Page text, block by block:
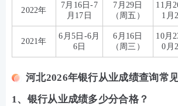
2022年
7月16日-7
月17日
7月29日
（周五）
11月
1月
2021年
6月5日-6月
6日
6月16日
（周三）
10月
0月
河北2026年银行从业成绩查询常
1、银行从业成绩多少分合格？